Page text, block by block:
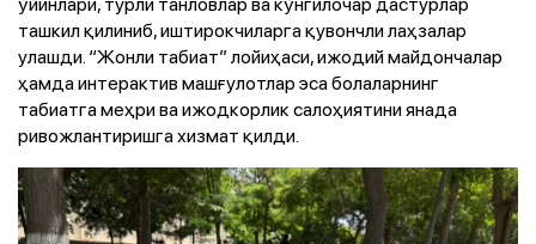
ташкил қилиниб, иштирокчиларга қувончли лаҳзалар
улашди. “Жонли табиат” лойиҳаси, ижодий майдончалар
ҳамда интерактив машғулотлар эса болаларнинг
табиатга меҳри ва ижодкорлик салоҳиятини янада
ривожлантиришга хизмат қилди.